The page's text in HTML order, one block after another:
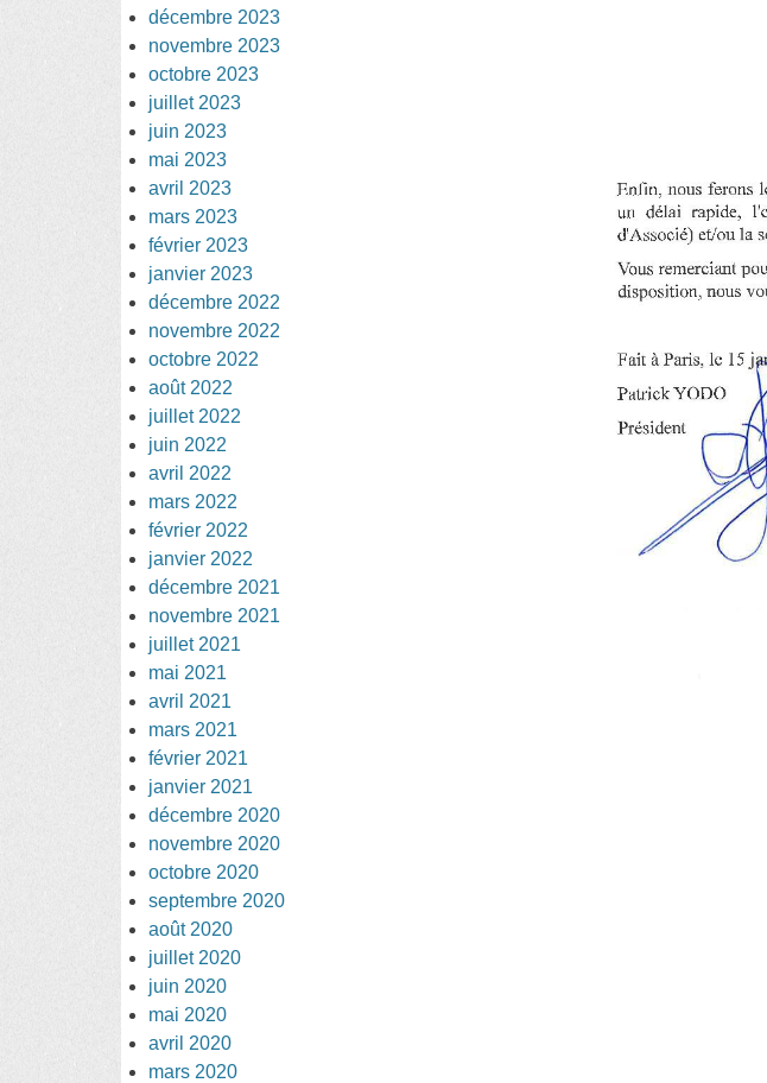
décembre 2023
novembre 2023
octobre 2023
juillet 2023
juin 2023
mai 2023
avril 2023
mars 2023
février 2023
janvier 2023
décembre 2022
novembre 2022
octobre 2022
août 2022
juillet 2022
juin 2022
avril 2022
mars 2022
février 2022
janvier 2022
décembre 2021
novembre 2021
juillet 2021
mai 2021
avril 2021
mars 2021
février 2021
janvier 2021
décembre 2020
novembre 2020
octobre 2020
septembre 2020
août 2020
juillet 2020
juin 2020
mai 2020
avril 2020
mars 2020